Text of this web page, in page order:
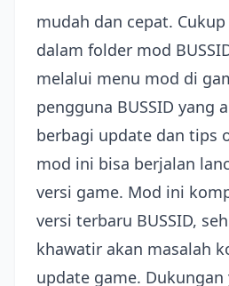
mudah dan cepat.
dalam folder mod
melalui menu mod di
pengguna BUSSID yang
berbagi update dan tips
mod ini bisa berjalan
versi game. Mod ini
versi terbaru BUSSID,
khawatir akan masalah
update game. Dukungan